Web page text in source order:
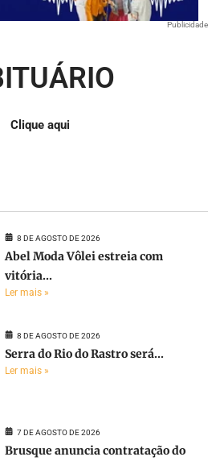
Publicidade
Clique aqui
8 DE AGOSTO DE 2026
Abel Moda Vôlei estreia com
vitória...
Ler mais »
8 DE AGOSTO DE 2026
Serra do Rio do Rastro será...
Ler mais »
7 DE AGOSTO DE 2026
Brusque anuncia contratação do